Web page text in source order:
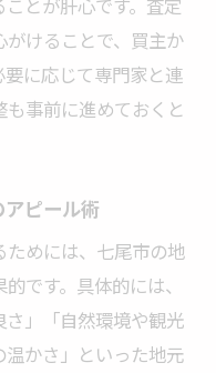
とが肝心です。査定
けることで、買主か
に応じて専門家と連
事前に進めておくと
ピール術
めには、七尾市の地
です。具体的には、
さ」「自然環境や観光
かさ」といった地元